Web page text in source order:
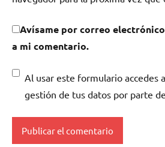
Avísame por correo
a mi comentario.
Al usar este formulario accedes
gestión de tus datos por parte